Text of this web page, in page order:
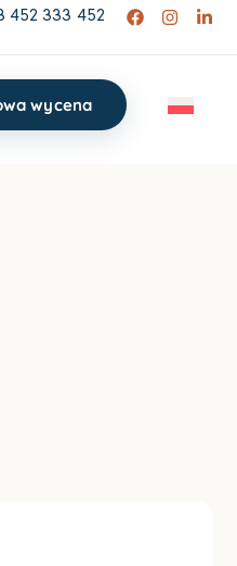
452 333 452
wycena